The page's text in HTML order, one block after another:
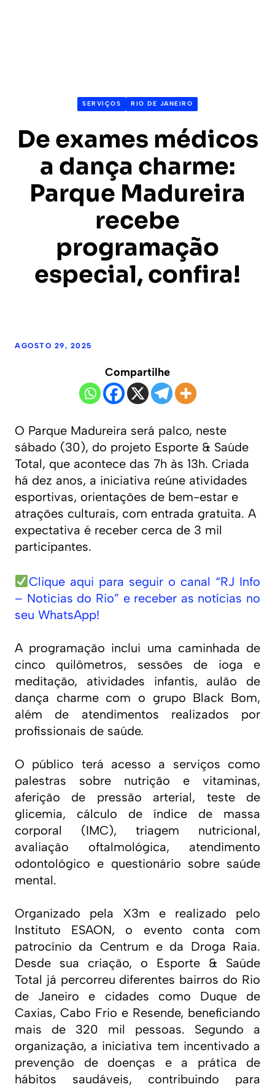
SERVIÇOS RIO DE JANEIRO
De exames médicos
a dança charme:
Parque Madureira
recebe
programação
especial, confira!
AGOSTO 29, 2025
Compartilhe
O Parque Madureira será palco, neste
sábado (30), do projeto Esporte & Saúde
Total, que acontece das 7h às 13h. Criada
há dez anos, a iniciativa reúne atividades
esportivas, orientações de bem-estar e
atrações culturais, com entrada gratuita. A
expectativa é receber cerca de 3 mil
participantes.
Clique aqui para seguir o canal “RJ Info
– Noticias do Rio” e receber as notícias no
seu WhatsApp!
A programação inclui uma caminhada de
cinco quilômetros, sessões de ioga e
meditação, atividades infantis, aulão de
dança charme com o grupo Black Bom,
além de atendimentos realizados por
profissionais de saúde.
O público terá acesso a serviços como
palestras sobre nutrição e vitaminas,
aferição de pressão arterial, teste de
glicemia, cálculo de índice de massa
corporal (IMC), triagem nutricional,
avaliação oftalmológica, atendimento
odontológico e questionário sobre saúde
mental.
Organizado pela X3m e realizado pelo
Instituto ESAON, o evento conta com
patrocínio da Centrum e da Droga Raia.
Desde sua criação, o Esporte & Saúde
Total já percorreu diferentes bairros do Rio
de Janeiro e cidades como Duque de
Caxias, Cabo Frio e Resende, beneficiando
mais de 320 mil pessoas. Segundo a
organização, a iniciativa tem incentivado a
prevenção de doenças e a prática de
hábitos saudáveis, contribuindo para